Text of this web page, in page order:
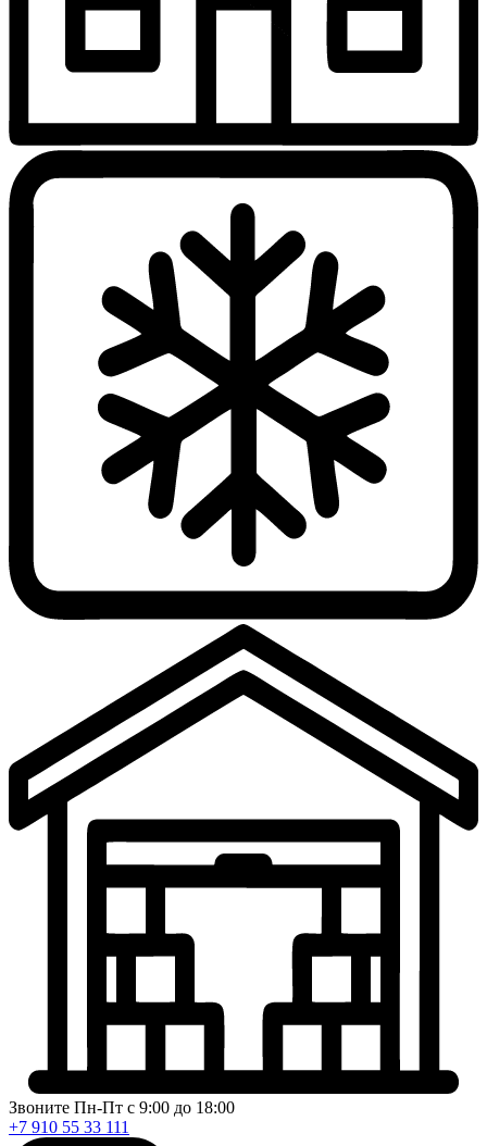
Звоните Пн-Пт с 9:00 до 18:00
+7 910 55 33 111